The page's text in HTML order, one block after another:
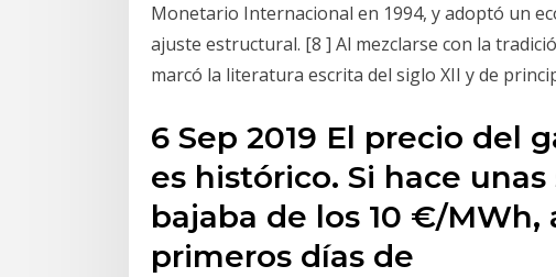
Monetario Internacional en 1994, y adoptó un
ajuste estructural. [8 ] Al mezclarse con la
marcó la literatura escrita del siglo XII y de
6 Sep 2019 El precio del
es histórico. Si hace
bajaba de los 10 €/MWh,
primeros días de